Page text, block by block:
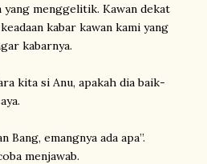
yang menggelitik. Kawan dekat
kabar kawan kami yang
kabarnya.
kita si Anu, apakah dia baik-
Bang, emangnya ada apa”.
menjawab.